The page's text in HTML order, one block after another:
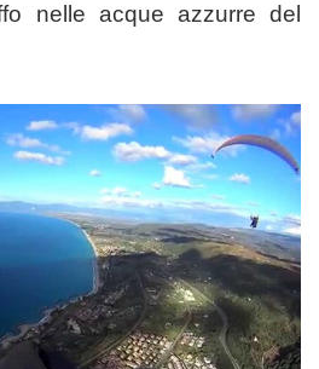
nelle acque azzurre del